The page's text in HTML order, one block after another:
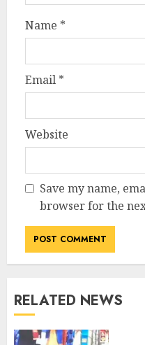
Name *
Email *
Website
Save my name,
browser for the
RELATED NEWS